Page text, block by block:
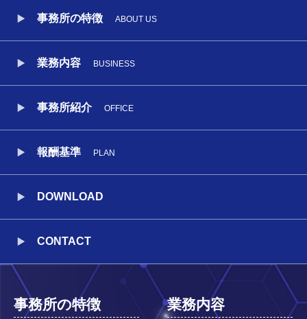
事務所の特徴 ABOUT US
業務内容 BUSINESS
事務所紹介 OFFICE
報酬基準 PLAN
DOWNLOAD
CONTACT
事務所の特徴 業務内容